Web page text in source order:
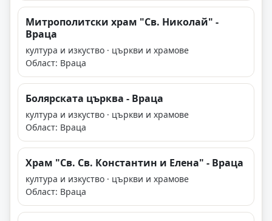
Митрополитски храм "Св. Николай" -
Враца
култура и изкуство · църкви и храмове
Област: Враца
Болярската църква - Враца
култура и изкуство · църкви и храмове
Област: Враца
Храм "Св. Св. Константин и Елена" - Враца
култура и изкуство · църкви и храмове
Област: Враца